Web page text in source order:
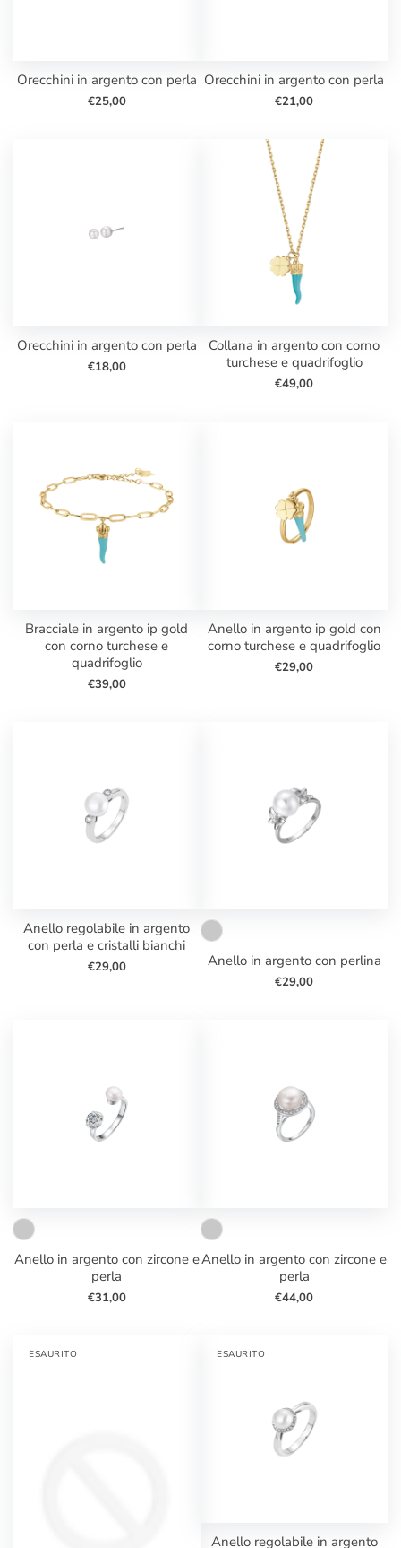
orecchini in argento con perla
€25,00
orecchini in argento con perla
€21,00
orecchini in argento con perla
€18,00
collana in argento con corno
turchese e quadrifoglio
€49,00
bracciale in argento ip gold
con corno turchese e
quadrifoglio
€39,00
anello in argento ip gold con
corno turchese e quadrifoglio
€29,00
anello regolabile in argento
con perla e cristalli bianchi
€29,00 anello in argento con perlina
€29,00
anello in argento con zircone e
perla
€31,00
anello in argento con zircone e
perla
€44,00
ESAURITO ESAURITO
anello regolabile in argento